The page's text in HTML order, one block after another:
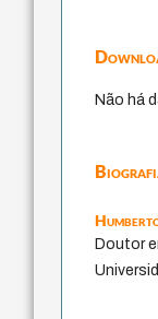
Não há
Doutor